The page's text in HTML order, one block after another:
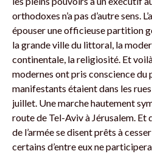
orthodoxes n’a pas d’autre sens.
épouser une officieuse partition
la grande ville du littoral, la
continentale, la religiosité. Et
modernes ont pris conscience du
manifestants étaient dans les
juillet. Une marche hautement
route de Tel-Aviv à Jérusalem. Et
de l’armée se disent prêts à
certains d’entre eux ne